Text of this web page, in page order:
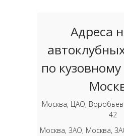
Адреса
по
Москва, ЦАО,
42
Москва, ЗАО, Москва,